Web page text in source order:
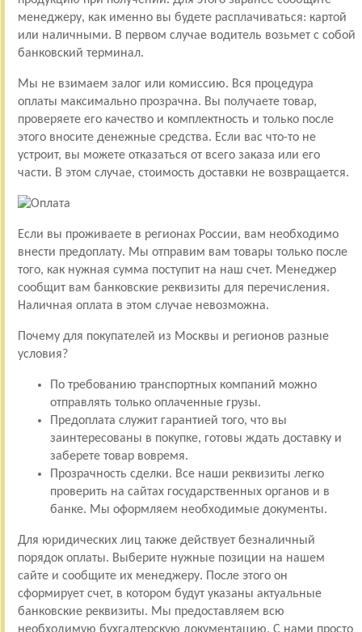
менеджеру, как именно вы будете расплачиваться: картой
или наличными. В первом случае водитель возьмет с собой
банковский терминал.
Мы не взимаем залог или комиссию. Вся процедура
оплаты максимально прозрачна. Вы получаете товар,
проверяете его качество и комплектность и только после
этого вносите денежные средства. Если вас что-то не
устроит, вы можете отказаться от всего заказа или его
части. В этом случае, стоимость доставки не возвращается.
Если вы проживаете в регионах России, вам необходимо
внести предоплату. Мы отправим вам товары только после
того, как нужная сумма поступит на наш счет. Менеджер
сообщит вам банковские реквизиты для перечисления.
Наличная оплата в этом случае невозможна.
Почему для покупателей из Москвы и регионов разные
условия?
По требованию транспортных компаний можно
отправлять только оплаченные грузы.
Предоплата служит гарантией того, что вы
заинтересованы в покупке, готовы ждать доставку и
заберете товар вовремя.
Прозрачность сделки. Все наши реквизиты легко
проверить на сайтах государственных органов и в
банке. Мы оформляем необходимые документы.
Для юридических лиц также действует безналичный
порядок оплаты. Выберите нужные позиции на нашем
сайте и сообщите их менеджеру. После этого он
сформирует счет, в котором будут указаны актуальные
банковские реквизиты. Мы предоставляем всю
необходимую бухгалтерскую документацию. С нами просто